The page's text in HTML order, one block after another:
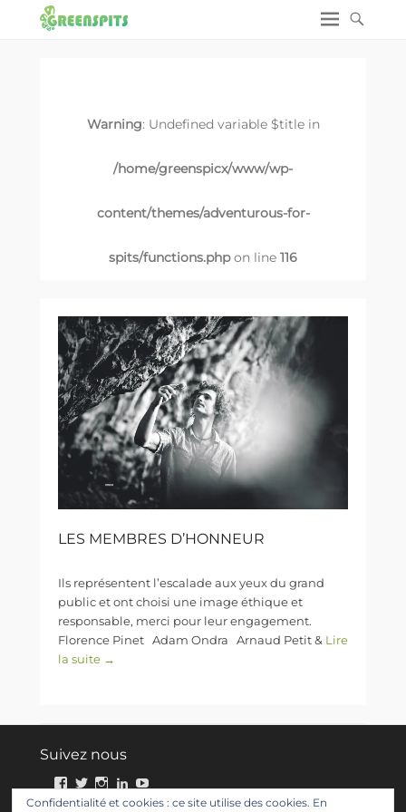
Warning: Undefined variable $title in
/home/greenspicx/www/wp-
content/themes/adventurous-for-
spits/functions.phpon line 116
LES MEMBRES D’HONNEUR
Ils représentent l’escalade aux yeux du grand
public et ont choisi une image éthique et
responsable, merci pour leur engagement.
Florence Pinet Adam Ondra Arnaud Petit & Lire
la suite →
Suivez nous
Facebook
TwitterInstagram
LinkedIn
Confidentialité et cookies : ce site utilise des cookies. En